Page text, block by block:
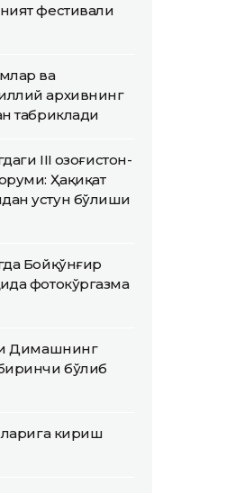
фестивали
ва
архивнинг
табриклади
III Қозоғистон-
Ҳақиқат
устун бўлиши
Бойқўнғир
фотокўргазма
Димашнинг
бўлиб
кириш